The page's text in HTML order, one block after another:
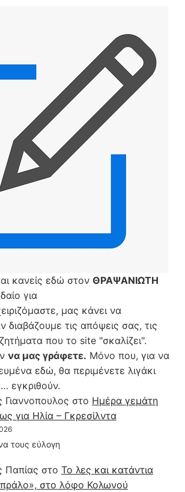
κανείς εδώ στον ΘΡΑΨΑΝΙΩΤΗ
για
μας κάνει να
διαβάζουμε τις απόψεις σας, τις
που το site "σκαλίζει".
να μας γράφετε. Μόνο που, για να
εδώ, θα περιμένετε λιγάκι
εγκριθούν.
Γιαννοπουλος στο Hμέρα γεμάτη
για Ηλία – Γκρεσίλντα
τους εύλογη
Παπίας στο Το λες και κατάντια
στο λόφο Κολωνού